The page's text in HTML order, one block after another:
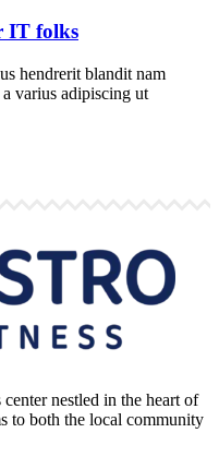
IT folks
hendrerit blandit nam
varius adipiscing ut
nestled in the heart of
to both the local community